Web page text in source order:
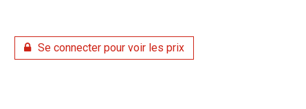
Se connecter pour voir les prix